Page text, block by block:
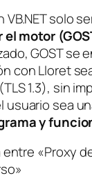
solo
motor
GOST se
con Lloret
1.3), sin
usuario sea
y
entre «Proxy